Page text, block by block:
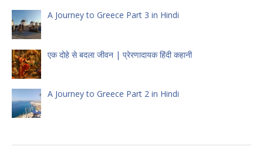
A Journey to Greece Part 3 in Hindi
एक दोहे से बदला जीवन | प्रेरणादायक हिंदी कहानी
A Journey to Greece Part 2 in Hindi